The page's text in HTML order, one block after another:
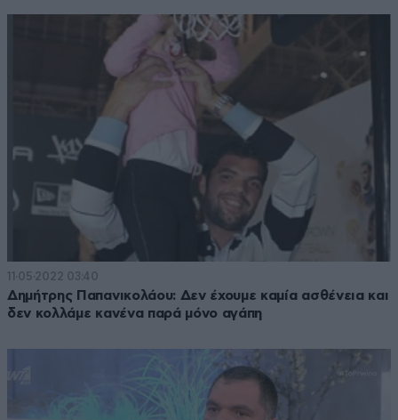
11·05·2022 03:40
Δημήτρης Παπανικολάου: Δεν έχουμε καμία ασθένεια και
δεν κολλάμε κανένα παρά μόνο αγάπη